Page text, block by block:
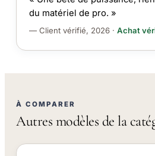
du matériel de pro. »
— Client vérifié, 2026 · Achat
À COMPARER
Autres modèles de la